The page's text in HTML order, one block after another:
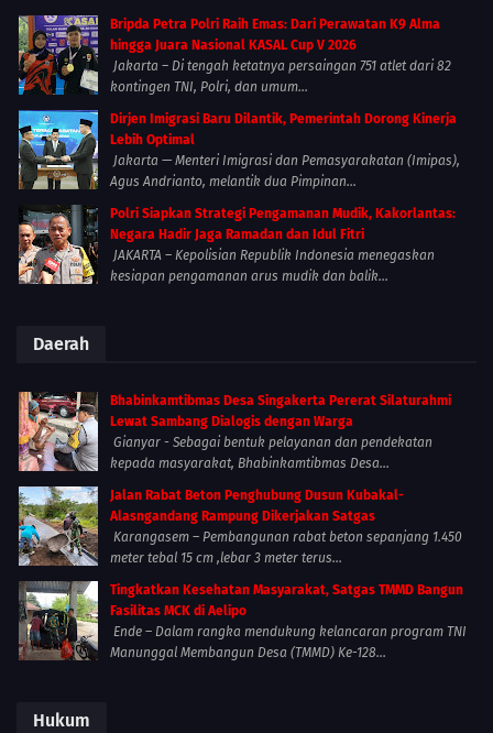
Bripda Petra Polri Raih Emas: Dari Perawatan K9 Alma
hingga Juara Nasional KASAL Cup V 2026
Jakarta – Di tengah ketatnya persaingan 751 atlet dari 82
kontingen TNI, Polri, dan umum...
Dirjen Imigrasi Baru Dilantik, Pemerintah Dorong Kinerja
Lebih Optimal
Jakarta — Menteri Imigrasi dan Pemasyarakatan (Imipas),
Agus Andrianto, melantik dua Pimpinan...
Polri Siapkan Strategi Pengamanan Mudik, Kakorlantas:
Negara Hadir Jaga Ramadan dan Idul Fitri
JAKARTA – Kepolisian Republik Indonesia menegaskan
kesiapan pengamanan arus mudik dan balik...
Daerah
Bhabinkamtibmas Desa Singakerta Pererat Silaturahmi
Lewat Sambang Dialogis dengan Warga
Gianyar - Sebagai bentuk pelayanan dan pendekatan
kepada masyarakat, Bhabinkamtibmas Desa...
Jalan Rabat Beton Penghubung Dusun Kubakal-
Alasngandang Rampung Dikerjakan Satgas
Karangasem – Pembangunan rabat beton sepanjang 1.450
meter tebal 15 cm ,lebar 3 meter terus...
Tingkatkan Kesehatan Masyarakat, Satgas TMMD Bangun
Fasilitas MCK di Aelipo
Ende – Dalam rangka mendukung kelancaran program TNI
Manunggal Membangun Desa (TMMD) Ke-128...
Hukum